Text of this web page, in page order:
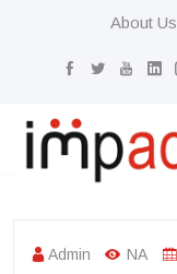
About Us
Admin NA